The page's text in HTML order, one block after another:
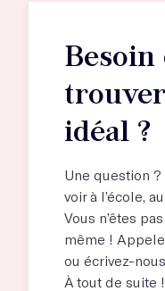
Besoin
idéal ?
Une question
voir à l’école, au
Vous n’êtes
même !
ou écrivez-
À tout de suite !